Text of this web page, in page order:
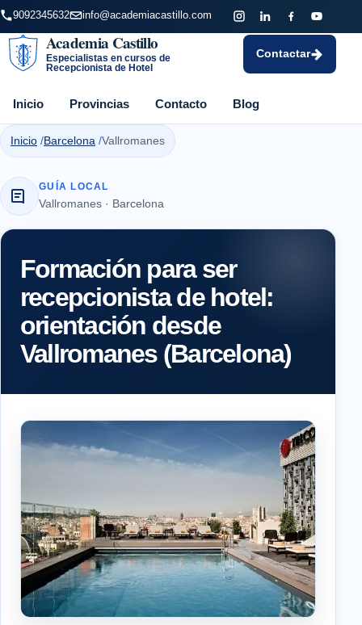
9092345632 info@academiacastillo.com
Academia Castillo
Especialistas en cursos de
Recepcionista de Hotel
Inicio Provincias Contacto Blog
Contactar
Inicio Barcelona Vallromanes
GUÍA LOCAL
Vallromanes · Barcelona
Formación para ser
recepcionista de hotel:
orientación desde
Vallromanes (Barcelona)